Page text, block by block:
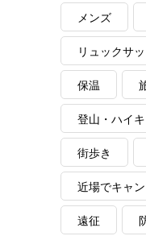
メンズ
リュックサ
保温
登山・ハイ
街歩き
近場でキャ
遠征